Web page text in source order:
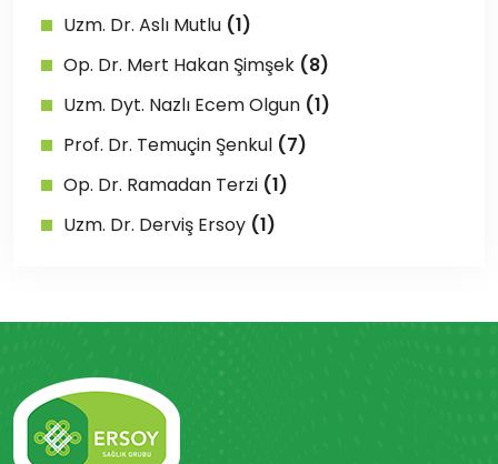
Uzm. Dr. Aslı Mutlu (1)
Op. Dr. Mert Hakan Şimşek (8)
Uzm. Dyt. Nazlı Ecem Olgun (1)
Prof. Dr. Temuçin Şenkul (7)
Op. Dr. Ramadan Terzi (1)
Uzm. Dr. Derviş Ersoy (1)